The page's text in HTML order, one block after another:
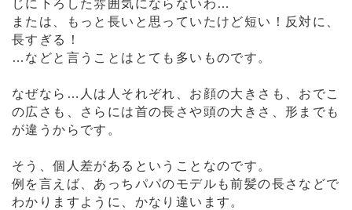
じに下ろした雰囲気にならないわ…
または、もっと長いと思っていたけど短い！反対に、
長すぎる！
…などと言うことはとても多いものです。
なぜなら…人は人それぞれ、お顔の大きさも、おでこ
の広さも、さらには首の長さや頭の大きさ、形までも
が違うからです。
そう、個人差があるということなのです。
例を言えば、あっちパパのモデルも前髪の長さなどで
わかりますように、かなり違います。